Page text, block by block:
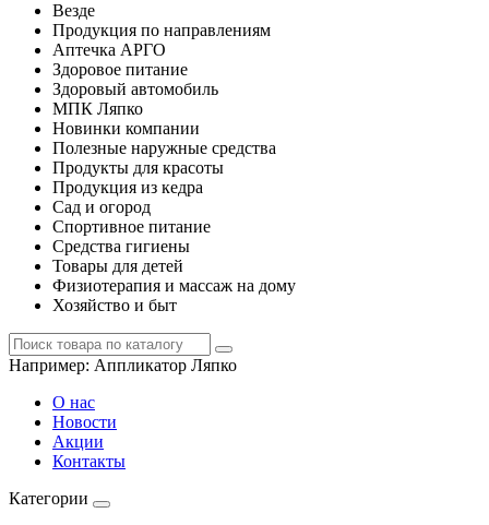
Везде
Продукция по направлениям
Аптечка АРГО
Здоровое питание
Здоровый автомобиль
МПК Ляпко
Новинки компании
Полезные наружные средства
Продукты для красоты
Продукция из кедра
Сад и огород
Спортивное питание
Средства гигиены
Товары для детей
Физиотерапия и массаж на дому
Хозяйство и быт
Например: Аппликатор Ляпко
О нас
Новости
Акции
Контакты
Категории